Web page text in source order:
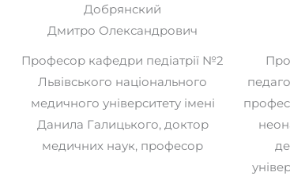
Добрянский
Дмитро Олександрович
Професор кафедри педіатрії №2
Львівського національного
медичного університету імені
Данила Галицького, доктор
медичних наук, професор